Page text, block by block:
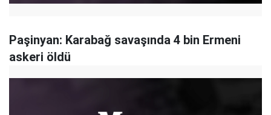
Paşinyan: Karabağ savaşında 4 bin Ermeni
askeri öldü